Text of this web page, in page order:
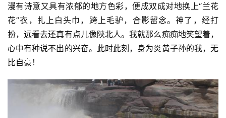
漫有诗意又具有浓郁的地方色彩，便成双成对地换上“兰花
花”衣，扎上白头巾，跨上毛驴，合影留念。神了，经打
扮，远看去还真有点儿像陕北人。我就那么痴痴地笑望着，
心中有种说不出的兴奋。此时此刻，身为炎黄子孙的我，无
比自豪！